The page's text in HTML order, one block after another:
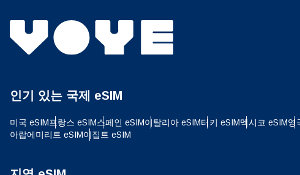
인기 있는 국제 eSIM
미국 eSIM프랑스 eSIM스페인 eSIM이탈리아 eSIM터키 eSIM멕시코 eSIM영
아랍에미리트 eSIM이집트 eSIM